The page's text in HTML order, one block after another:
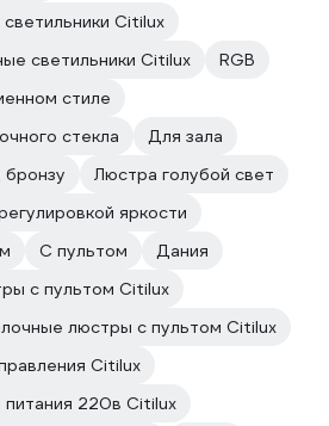
Citilux
светильники Citilux
RGB
стиле
стекла
Для зала
бронзу
Люстра голубой свет
яркости
С пультом
Дания
с пультом Citilux
люстры с пультом Citilux
Citilux
220в Citilux